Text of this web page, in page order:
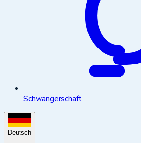
Schwangerschaft
Deutsch